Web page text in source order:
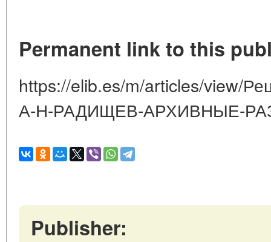
Permanent link to this
https://elib.es/m/articles/view/
А-Н-РАДИЩЕВ-АРХИВНЫЕ-
Publisher: